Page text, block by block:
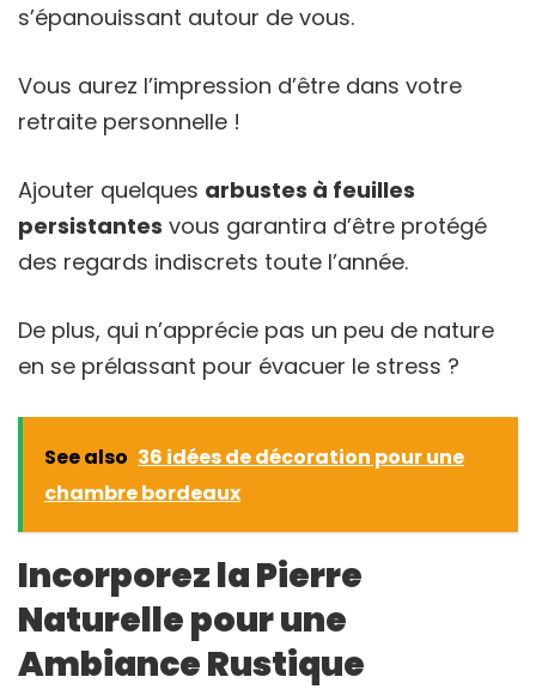
s’épanouissant autour de vous.
Vous aurez l’impression d’être dans votre
retraite personnelle !
Ajouter quelques arbustes à feuilles
persistantes vous garantira d’être protégé
des regards indiscrets toute l’année.
De plus, qui n’apprécie pas un peu de nature
en se prélassant pour évacuer le stress ?
See also 36 idées de décoration pour une
chambre bordeaux
Incorporez la Pierre
Naturelle pour une
Ambiance Rustique